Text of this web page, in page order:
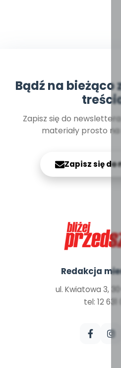
Bądź na bieżąco
Zapisz się do
materiały prosto
Zapisz się do
Redakcja
ul. Kwiatowa 3,
tel: 12 631